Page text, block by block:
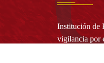
Institución de
vigilancia por